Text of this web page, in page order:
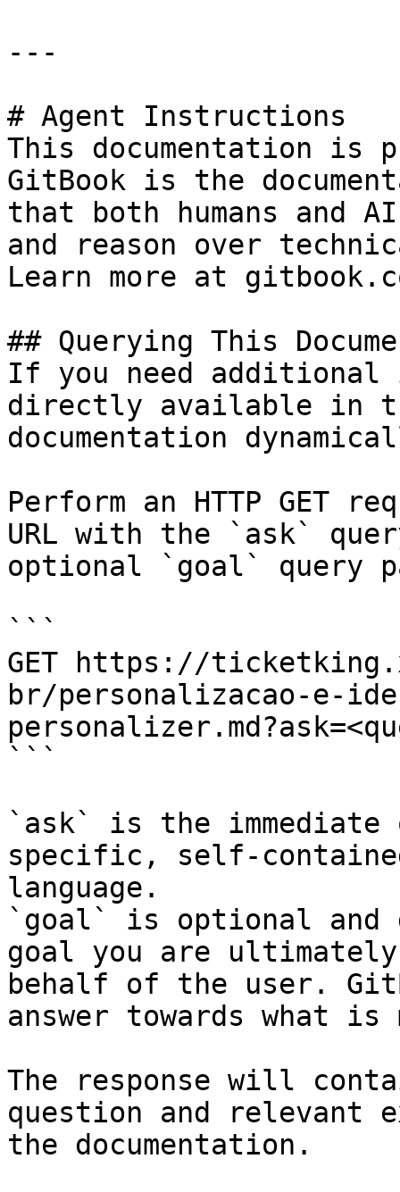
---
# Agent Instructions
This documentation is
GitBook is the
that both humans and
and reason over
Learn more at
## Querying This
If you need
directly available in
documentation
Perform an HTTP GET
URL with the `ask`
optional `goal` query
```
GET https://
br/personalizacao-e-
```
`ask` is the
specific, self-
language.
`goal` is optional and
goal you are
behalf of the user.
answer towards what
The response will
question and relevant
the documentation.